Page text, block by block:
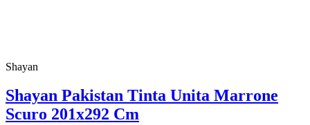
Shayan
Shayan Pakistan Tinta Unita Marrone
Scuro 201x292 Cm